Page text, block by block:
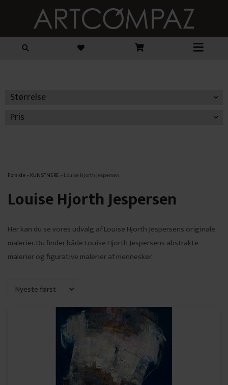
Størrelse
Pris
Forside »KUNSTNERE »Louise Hjorth Jespersen
Louise Hjorth Jespersen
Her kan du se vores udvalg af Louise Hjorth Jespersens originale
malerier. Du finder både Louise Hjorth Jespersens abstrakte
malerier og figurative malerier af mennesker.